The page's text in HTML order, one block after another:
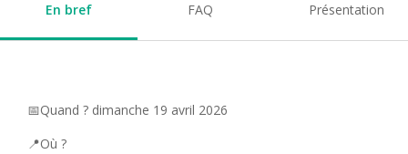
En bref FAQ Présentation
📅Quand ? dimanche 19 avril 2026
📍Où ?